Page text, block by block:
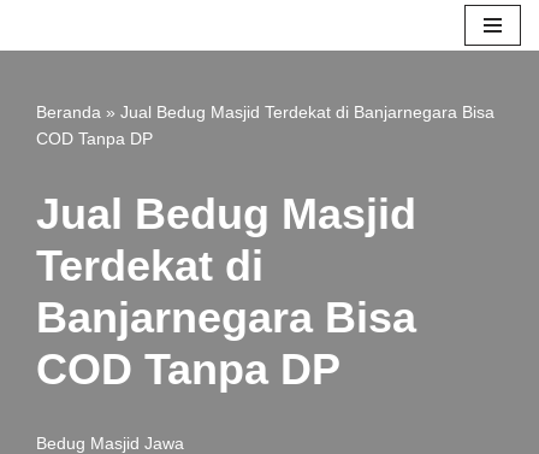
konten
Beranda » Jual Bedug Masjid Terdekat di Banjarnegara Bisa
COD Tanpa DP
Jual Bedug Masjid
Terdekat di
Banjarnegara Bisa
COD Tanpa DP
Bedug Masjid Jawa